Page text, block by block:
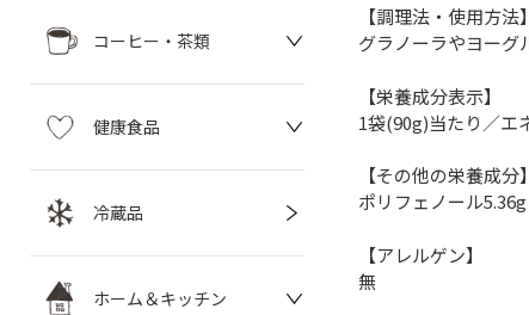
コーヒー・茶類
健康食品
冷蔵品
ホーム＆キッチン
【調理法・使用方法】
グラノーラやヨーグ
【栄養成分表示】
1袋(90g)当たり／エ
【その他の栄養成分】
ポリフェノール5.36g
【アレルゲン】
無